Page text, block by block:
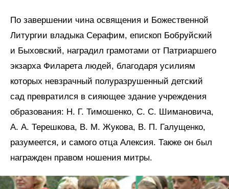
По завершении чина освящения и Божественной
Литургии владыка Серафим, епископ Бобруйский
и Быховский, наградил грамотами от Патриаршего
экзарха Филарета людей, благодаря усилиям
которых невзрачный полуразрушенный детский
сад превратился в сияющее здание учреждения
образования: Н. Г. Тимошенко, С. С. Шимановича,
А. А. Терешкова, В. М. Жукова, В. П. Галущенко,
разумеется, и самого отца Алексия. Также он был
награжден правом ношения митры.